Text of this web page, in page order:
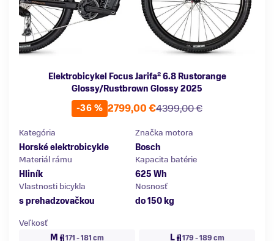
Elektrobicykel Focus Jarifa² 6.8 Rustorange
Glossy/Rustbrown Glossy 2025
-36 %
4399,00 €
2799,00 €
Kategória
Horské elektrobicykle
Značka motora
Bosch
Materiál rámu
Hliník
Kapacita batérie
625 Wh
Vlastnosti bicykla
s prehadzovačkou
Nosnosť
do 150 kg
Veľkosť
M
171 - 181 cm L 179 - 189 cm